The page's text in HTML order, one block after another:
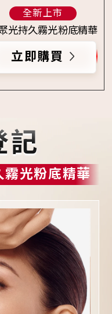
全新上市
光持久霧光粉底精華
立即購買
記
霧光粉底精華